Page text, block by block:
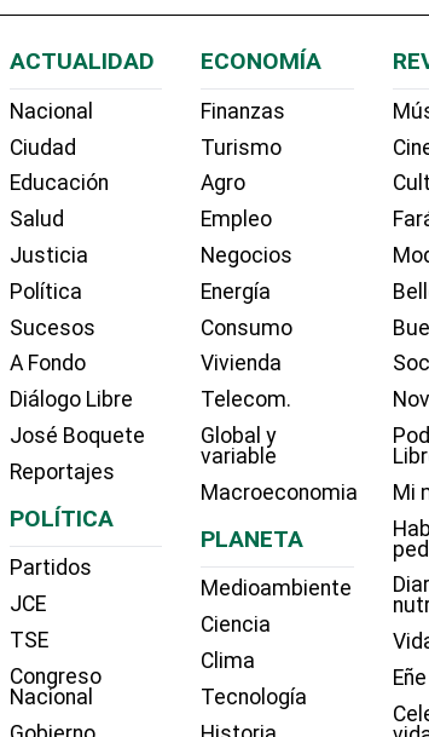
ACTUALIDAD
Nacional
Ciudad
Educación
Salud
Justicia
Política
Sucesos
A Fondo
Diálogo Libre
José Boquete
Reportajes
POLÍTICA
Partidos
JCE
TSE
Congreso
Nacional
ECONOMÍA
Finanzas
Turismo
Agro
Empleo
Negocios
Energía
Consumo
Vivienda
Telecom.
Global y
variable
Macroeconomia
PLANETA
Medioambiente
Ciencia
Clima
Tecnología
Mi
Eñe